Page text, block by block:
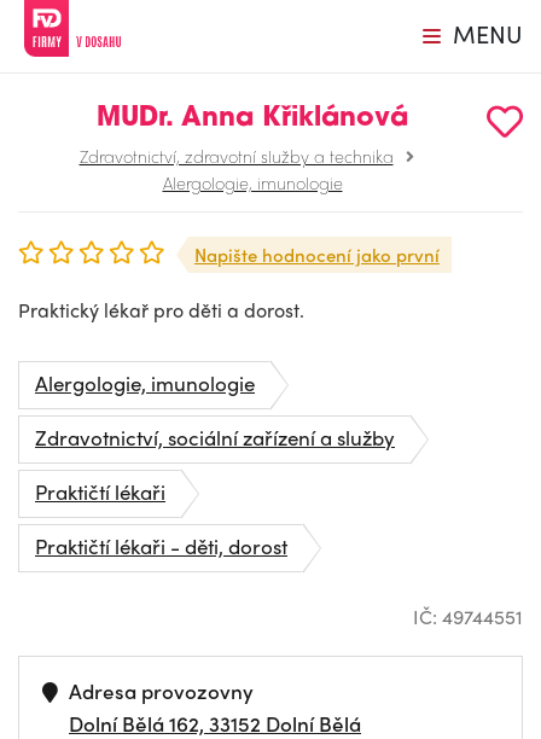
MENU
MUDr. Anna Křiklánová
Zdravotnictví, zdravotní služby a technika
Alergologie, imunologie
Napište hodnocení jako první
Praktický lékař pro děti a dorost.
Alergologie, imunologie
Zdravotnictví, sociální zařízení a služby
Praktičtí lékaři
Praktičtí lékaři - děti, dorost
IČ: 49744551
Adresa provozovny
Dolní Bělá 162, 33152 Dolní Bělá